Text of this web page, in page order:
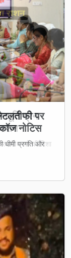
पर
नोटिस
प्रगति और
Next